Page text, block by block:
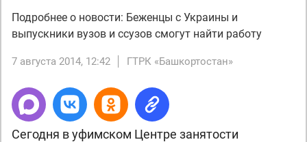
Подробнее о новости: Беженцы с Украины и
выпускники вузов и ссузов смогут найти работу
7 августа 2014, 12:42 ГТРК «Башкортостан»
Сегодня в уфимском Центре занятости